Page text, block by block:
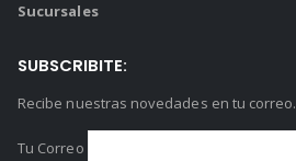
Sucursales
SUBSCRIBITE:
Recibe nuestras novedades en tu correo.
Tu Correo